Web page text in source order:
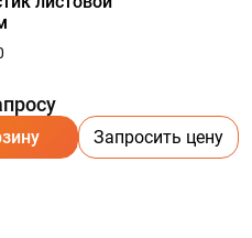
Запросить цену